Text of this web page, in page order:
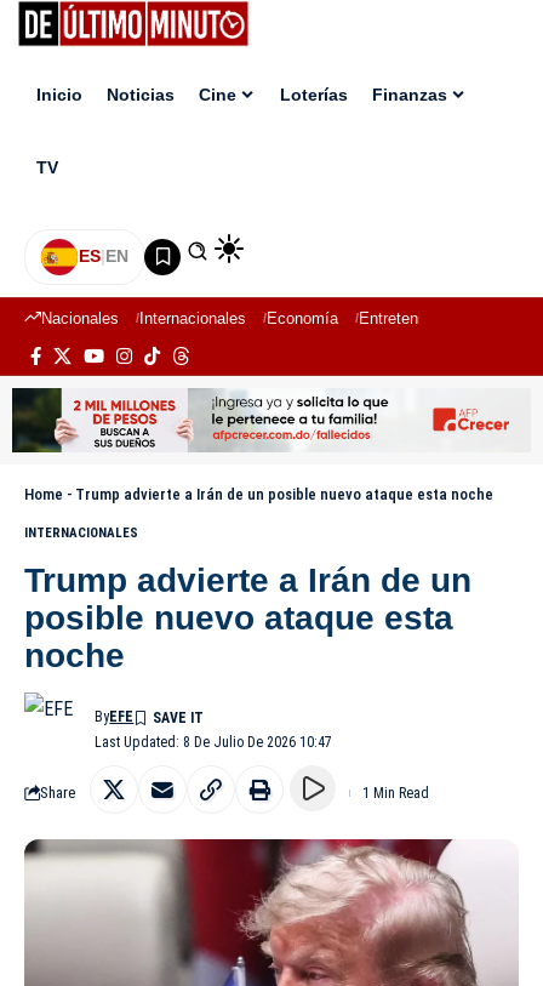
Inicio Noticias Cine Loterías Finanzas
TV
ES|EN
Nacionales Internacionales Economía Entretenimiento
Home - Trump advierte a Irán de un posible nuevo ataque esta noche
INTERNACIONALES
Trump advierte a Irán de un
posible nuevo ataque esta
noche
Last Updated: 8 De Julio De 2026 10:47
ByEFE
Share 1 Min Read